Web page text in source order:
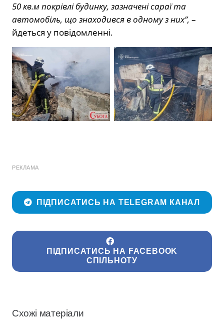
50 кв.м покрівлі будинку, зазначені сараї та
автомобіль, що знаходився в одному з них”, –
йдеться у повідомленні.
РЕКЛАМА
ПІДПИСАТИСЬ НА TELEGRAM КАНАЛ
ПІДПИСАТИСЬ НА FACEBOOK
СПІЛЬНОТУ
Схожі матеріали